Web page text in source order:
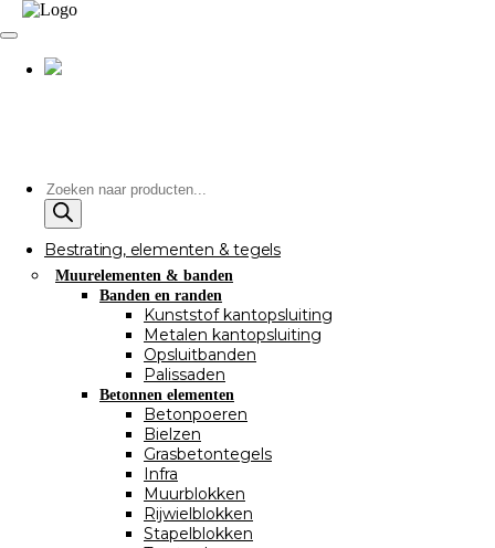
Producten
zoeken
Bestrating, elementen & tegels
Muurelementen & banden
Banden en randen
Kunststof kantopsluiting
Metalen kantopsluiting
Opsluitbanden
Palissaden
Betonnen elementen
Betonpoeren
Bielzen
Grasbetontegels
Infra
Muurblokken
Rijwielblokken
Stapelblokken